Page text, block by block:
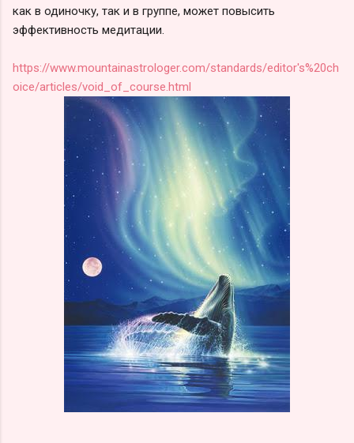
как в одиночку, так и в группе, может повысить
эффективность медитации.
https://www.mountainastrologer.com/standards/editor's%20ch
oice/articles/void_of_course.html